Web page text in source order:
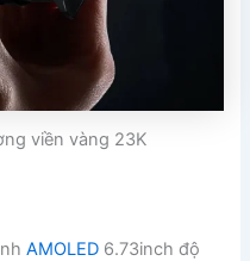
viền vàng 23K
AMOLED 6.73inch độ